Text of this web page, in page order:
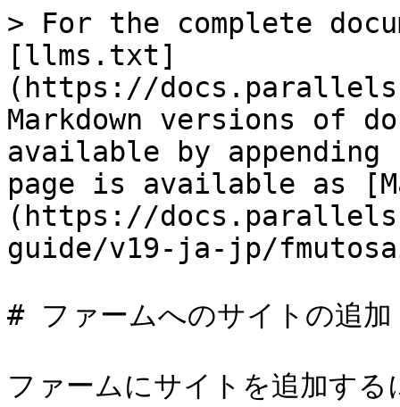
> For the complete
[llms.txt]
(https://
Markdown versions of
available by
page is available as
(https://
guide/v19-ja-jp/
# ファームへのサイトの追加
ファームにサイトを追加す